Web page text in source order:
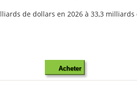
de dollars en 2026 à 33,3 milliards
Acheter